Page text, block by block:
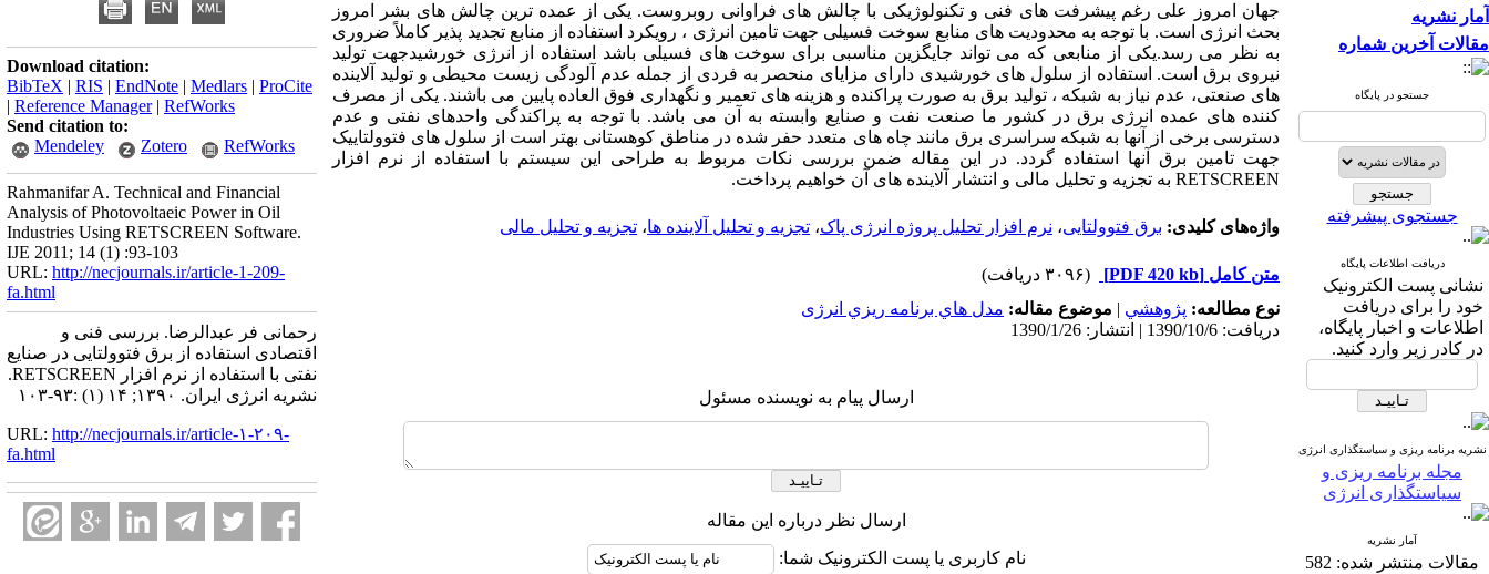
آمار نشریه
مقالات آخرین شماره
جستجو در پایگاه
جستجوی پیشرفته
دریافت اطلاعات پایگاه
نشانی پست الکترونیک
خود را برای دریافت
اطلاعات و اخبار پایگاه،
در کادر زیر وارد کنید.
نشریه برنامه ریزی و سیاستگذاری انرژی
مجله برنامه ریزی و
سیاستگذاری انرژی
آمار نشریه
مقالات منتشر شده: 582
جهان امروز علی رغم پیشرفت های فنی و تکنولوژیکی با چالش های فراوانی روبروست. یکی از عمده ترین چالش های بشر امروز
بحث انرژی است. با توجه به محدودیت های منابع سوخت فسیلی جهت تامین انرژی ، رویکرد استفاده از منابع تجدید پذیر کاملاً ضروری
به نظر می رسد.یکی از منابعی که می تواند جایگزین مناسبی برای سوخت های فسیلی باشد استفاده از انرژی خورشیدجهت تولید
نیروی برق است. استفاده از سلول های خورشیدی دارای مزایای منحصر به فردی از جمله عدم آلودگی زیست محیطی و تولید آلاینده
های صنعتی، عدم نیاز به شبکه ، تولید برق به صورت پراکنده و هزینه های تعمیر و نگهداری فوق العاده پایین می باشند. یکی از مصرف
کننده های عمده انرژی برق در کشور ما صنعت نفت و صنایع وابسته به آن می باشد. با توجه به پراکندگی واحدهای نفتی و عدم
دسترسی برخی از آنها به شبکه سراسری برق مانند چاه های متعدد حفر شده در مناطق کوهستانی بهتر است از سلول های فتوولتاییک
جهت تامین برق آنها استفاده گردد. در این مقاله ضمن بررسی نکات مربوط به طراحی این سیستم با استفاده از نرم افزار
RETSCREEN به تجزیه و تحلیل مالی و انتشار آلاینده های آن خواهیم پرداخت.
واژه‌های کلیدی: برق فتوولتایی، نرم افزار تحلیل پروژه انرژی پاک، تجزیه و تحلیل آلاینده ها، تجزیه و تحلیل مالی
متن کامل [PDF 420 kb]
(۳۰۹۶ دریافت)
نوع مطالعه: پژوهشي | موضوع مقاله: مدل هاي برنامه ريزي انرژی
دریافت: 1390/10/6 | انتشار: 1390/1/26
ارسال پیام به نویسنده مسئول
ارسال نظر درباره این مقاله
نام کاربری یا پست الکترونیک شما:
Download citation:
BibTeX | RIS | EndNote | Medlars | ProCite
| Reference Manager| RefWorks
Send citation to:
Mendeley
Zotero RefWorks
Rahmanifar A. Technical and Financial
Analysis of Photovoltaeic Power in Oil
Industries Using RETSCREEN Software.
IJE 2011; 14 (1) :93-103
URL: http://necjournals.ir/article-1-209-
fa.html
رحمانی فر عبدالرضا. بررسی فنی و
اقتصادی استفاده از برق فتوولتایی در صنایع
نفتی با استفاده از نرم افزار RETSCREEN.
نشریه انرژی ایران. ۱۳۹۰; ۱۴ (۱) :۹۳-۱۰۳
URL: http://necjournals.ir/article-۱-۲۰۹-
fa.html